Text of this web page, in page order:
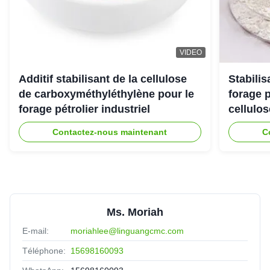
★★★★★
★★★★★
WORKS very well in our beverage application, consistent
quality every time
F
fany ★★★★★
★★★★★
VIDEO
Additif stabilisant de la cellulose
de carboxyméthyléthylène pour le
forage pétrolier industriel
Contactez-nous maintenant
forage
Ms. Moriah
E-mail: moriahlee@linguangcmc.com
Téléphone: 15698160093